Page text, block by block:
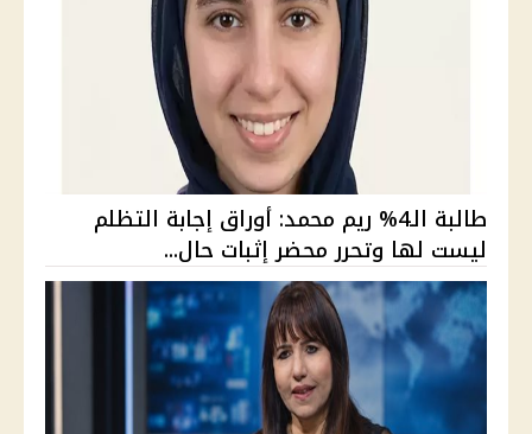
طالبة الـ4% ريم محمد: أوراق إجابة التظلم
ليست لها وتحرر محضر إثبات حال...